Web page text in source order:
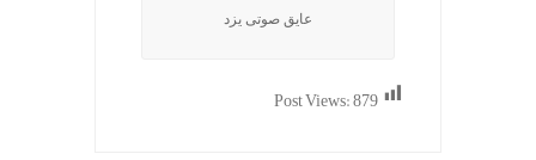
عایق صوتی یزد
Post Views:879